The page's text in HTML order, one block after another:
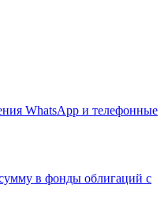
WhatsApp и телефонные
в фонды облигаций с